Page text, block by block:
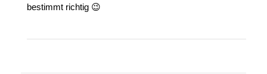
bestimmt richtig 😉